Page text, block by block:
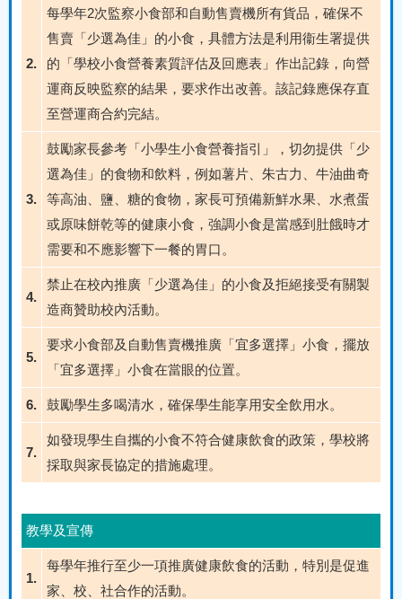
2.
每學年2次監察小食部和自動售賣機所有貨品，確保不
售賣「少選為佳」的小食，具體方法是利用衞生署提供
的「學校小食營養素質評估及回應表」作出記錄，向營
運商反映監察的結果，要求作出改善。該記錄應保存直
至營運商合約完結。
3.
鼓勵家長參考「小學生小食營養指引」，切勿提供「少
選為佳」的食物和飲料，例如薯片、朱古力、牛油曲奇
等高油、鹽、糖的食物，家長可預備新鮮水果、水煮蛋
或原味餅乾等的健康小食，強調小食是當感到肚餓時才
需要和不應影響下一餐的胃口。
4.
禁止在校內推廣「少選為佳」的小食及拒絕接受有關製
造商贊助校內活動。
5.
要求小食部及自動售賣機推廣「宜多選擇」小食，擺放
「宜多選擇」小食在當眼的位置。
6. 鼓勵學生多喝清水，確保學生能享用安全飲用水。
7.
如發現學生自攜的小食不符合健康飲食的政策，學校將
採取與家長協定的措施處理。
教學及宣傳
1.
每學年推行至少一項推廣健康飲食的活動，特別是促進
家、校、社合作的活動。